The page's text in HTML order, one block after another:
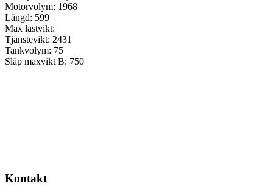
Motorvolym: 1968
Längd: 599
Max lastvikt:
Tjänstevikt: 2431
Tankvolym: 75
Släp maxvikt B: 750
Kontakt